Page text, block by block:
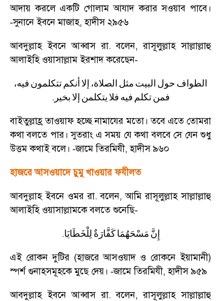
আদায় করলে একটি গোলাম আযাদ করার সওয়াব পাবে।
-সুনানে ইবনে মাজাহ,হাদীস ২৯৫৬
আবদুল্লাহ ইবনে আব্বাস রা. বলেন,রাসূলুল্লাহ সাল্লাল্লাহু
আলাইহি ওয়াসাল্লাম ইরশাদ করেছেন-
الطواف حول البيت مثل الصلاة، إلا أنكم تتكلمون فيه،
فمن تكلم فيه فلا يتكلمن إلا بخير .
বাইতুল্লাহ্র তাওয়াফ হচ্ছে নামাযের মতো। তবে এতে তোমরা
কথা বলতে পার। সুতরাং এ সময় যে কথা বলবে সে যেন শুধু
উত্তম কথাই বলে। -জামে তিরমিযী,হাদীস ৯৬০
হাজরে আসওয়াদে চুমু খাওয়ার ফযীলত
আবদুল্লাহ ইবনে ওমর রা. বলেন,আমি রাসূলুল্লাহ সাল্লাল্লাহু
আলাইহি ওয়াসাল্লামকে বলতে শুনেছি-
إِنَّ مَسْحَهُمَا كَفَّارَةٌ لِلْخَطَايَا.
এই রোকন দুটির (হাজরে আসওয়াদ ও রোকনে ইয়ামানী)
স্পর্শ গুনাহসমূহকে মুছে দেয়। -জামে তিরমিযী,হাদীস ৯৫৯
আবদুল্লাহ ইবনে আব্বাস রা. বলেন,রাসূলুল্লাহ সাল্লাল্লাহু